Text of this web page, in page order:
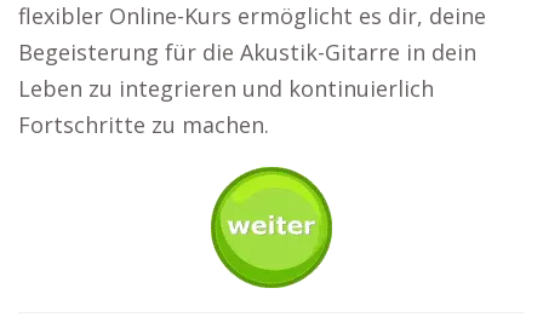
flexibler Online-Kurs ermöglicht es dir, deine
Begeisterung für die Akustik-Gitarre in dein
Leben zu integrieren und kontinuierlich
Fortschritte zu machen.